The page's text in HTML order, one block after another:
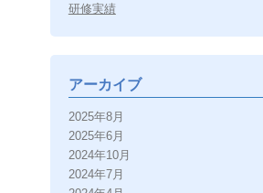
研修実績
アーカイブ
2025年8月
2025年6月
2024年10月
2024年7月